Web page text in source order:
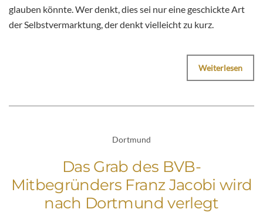
glauben könnte. Wer denkt, dies sei nur eine geschickte Art
der Selbstvermarktung, der denkt vielleicht zu kurz.
Weiterlesen
Dortmund
Das Grab des BVB-
Mitbegründers Franz Jacobi wird
nach Dortmund verlegt